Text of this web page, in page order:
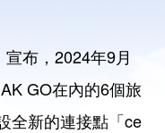
宣布，2024年9月
GO在內的6個旅
全新的連接點「ce